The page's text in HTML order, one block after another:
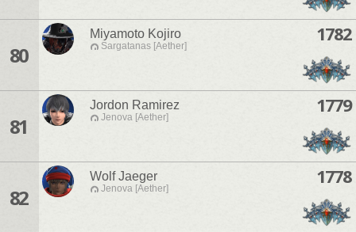
80
Miyamoto Kojiro
Sargatanas [Aether]
1782
81
Jordon Ramirez
Jenova [Aether]
1779
82
Wolf Jaeger
Jenova [Aether]
1778